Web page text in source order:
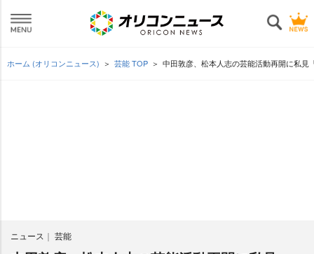
ホーム (オリコンニュース) 芸能 TOP 中田敦彦、松本人志の芸能活動再開に私見
ニュース 芸能